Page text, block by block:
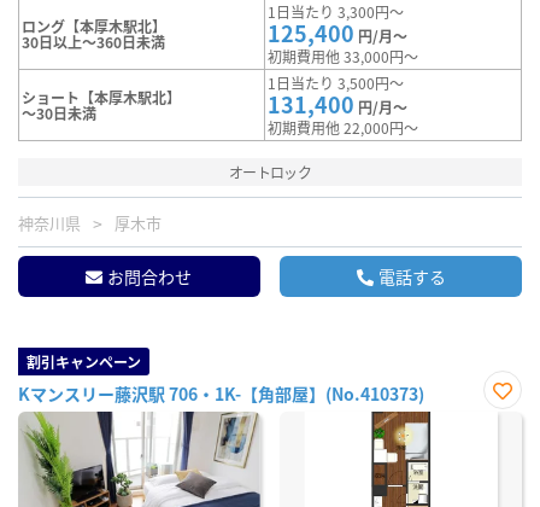
ロング【本厚木駅北】
30日以上～360日未満
1日当たり 3,300円～
125,400 円/月～
初期費用他 33,000円～
ショート【本厚木駅北】
～30日未満
1日当たり 3,500円～
131,400 円/月～
初期費用他 22,000円～
オートロック
神奈川県 厚木市
お問合わせ 電話する
割引キャンペーン
Kマンスリー藤沢駅 706・1K-【角部屋】(No.410373)
お気